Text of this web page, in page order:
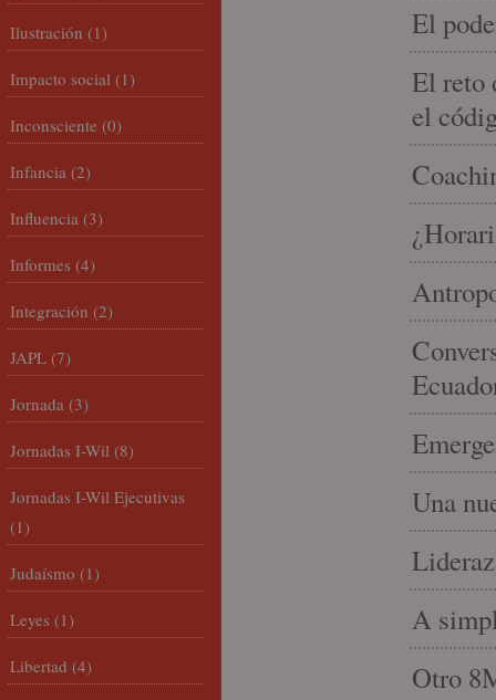
El
El reto
el
Una
A
Otro
Ilustración (1)
Impacto social (1)
Inconsciente (0)
Infancia (2)
Influencia (3)
Informes (4)
Integración (2)
JAPL (7)
Jornada (3)
Jornadas I-Wil (8)
Jornadas I-Wil Ejecutivas
(1)
Judaísmo (1)
Leyes (1)
Libertad (4)